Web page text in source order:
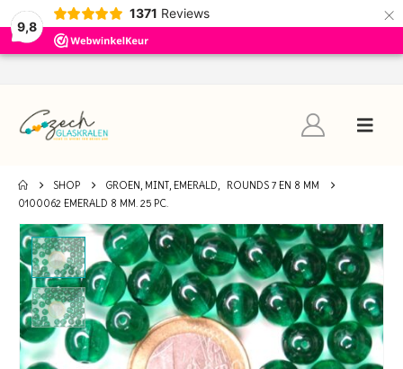
9,8
1371 Reviews ×
SHOP GROEN, MINT, EMERALD, ROUNDS 7 EN 8 MM
0100062 EMERALD 8 MM. 25 PC.